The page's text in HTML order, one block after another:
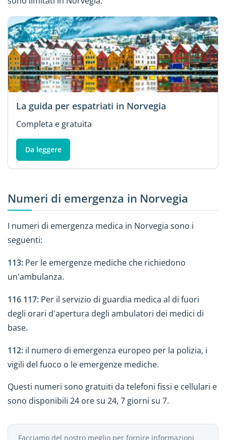
La guida per espatriati in Norvegia
Completa e gratuita
Da leggere
Numeri di emergenza in Norvegia
I numeri di emergenza medica in Norvegia sono i
seguenti:
113: Per le emergenze mediche che richiedono
un'ambulanza.
116 117: Per il servizio di guardia medica al di fuori
degli orari d'apertura degli ambulatori dei medici di
base.
112: il numero di emergenza europeo per la polizia, i
vigili del fuoco o le emergenze mediche.
Questi numeri sono gratuiti da telefoni fissi e cellulari e
sono disponibili 24 ore su 24, 7 giorni su 7.
Facciamo del nostro meglio per fornire informazioni